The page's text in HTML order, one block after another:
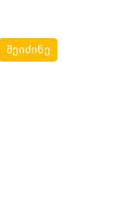
შეიძინე